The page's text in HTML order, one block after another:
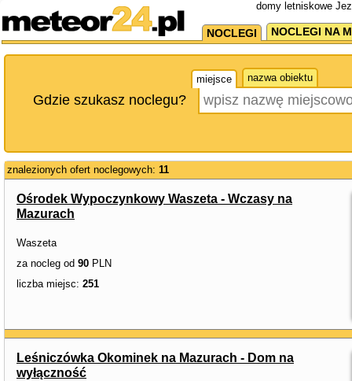
domy letniskowe
NOCLEGI NOCLEGI NA
miejsce nazwa obiektu
Gdzie szukasz noclegu?
znalezionych ofert noclegowych: 11
Ośrodek Wypoczynkowy Waszeta - Wczasy na
Mazurach
Waszeta
za nocleg od 90 PLN
liczba miejsc: 251
Leśniczówka Okominek na Mazurach - Dom na
wyłączność